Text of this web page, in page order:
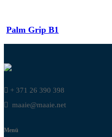
Palm Grip B1
+ 371 26 390 398
maaie@maaie.net
Menü